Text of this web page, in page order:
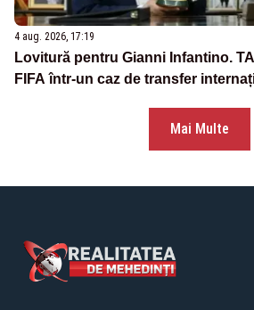
4 aug. 2026, 17:19
Lovitură pentru Gianni Infantino.
FIFA într-un caz de transfer
Mai Multe